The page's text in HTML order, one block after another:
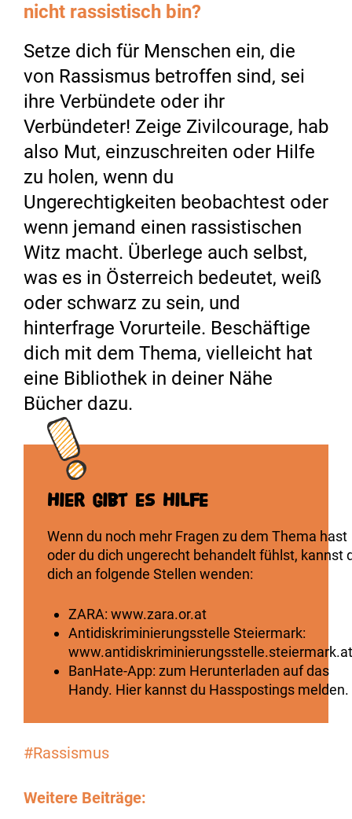
nicht rassistisch bin?
Setze dich für Menschen ein, die
von Rassismus betroffen sind, sei
ihre Verbündete oder ihr
Verbündeter! Zeige Zivilcourage, hab
also Mut, einzuschreiten oder Hilfe
zu holen, wenn du
Ungerechtigkeiten beobachtest oder
wenn jemand einen rassistischen
Witz macht. Überlege auch selbst,
was es in Österreich bedeutet, weiß
oder schwarz zu sein, und
hinterfrage Vorurteile. Beschäftige
dich mit dem Thema, vielleicht hat
eine Bibliothek in deiner Nähe
Bücher dazu.
Hier gibt es Hilfe
Wenn du noch mehr Fragen zu dem Thema hast
oder du dich ungerecht behandelt fühlst, kannst
dich an folgende Stellen wenden:
ZARA: www.zara.or.at
Antidiskriminierungsstelle Steiermark:
www.antidiskriminierungsstelle.steiermark.at
BanHate-App: zum Herunterladen auf das
Handy. Hier kannst du Hasspostings melden.
#Rassismus
Weitere Beiträge: